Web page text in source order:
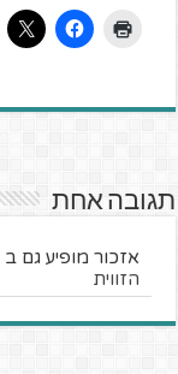
תגובה אחת
אזכור מופיע גם ב
הזווית